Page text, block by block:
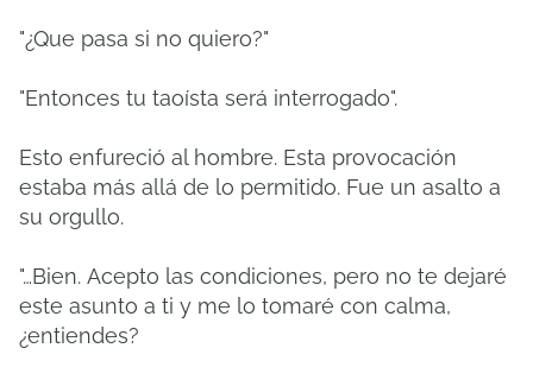
"¿Que pasa si no quiero?"
"Entonces tu taoísta será interrogado".
Esto enfureció al hombre. Esta provocación
estaba más allá de lo permitido. Fue un asalto a
su orgullo.
"…Bien. Acepto las condiciones, pero no te dejaré
este asunto a ti y me lo tomaré con calma,
¿entiendes?